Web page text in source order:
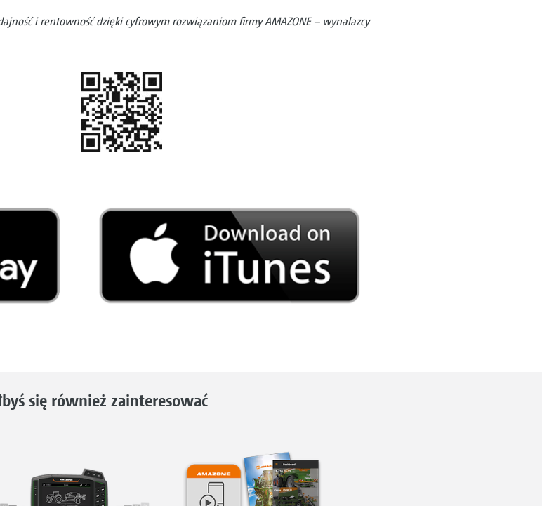
i rentowność dzięki cyfrowym rozwiązaniom firmy AMAZONE – wynalazcy
się również zainteresować